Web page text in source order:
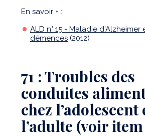
En savoir + :
ALD n° 15 - Maladie d'Alzheimer
démences (2012)
71 : Troubles des
conduites
chez l’adolescent
l’adulte (voir item